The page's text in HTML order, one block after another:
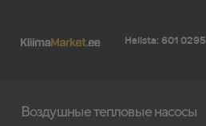
Helista: 601 0295
Воздушные тепловые насосы